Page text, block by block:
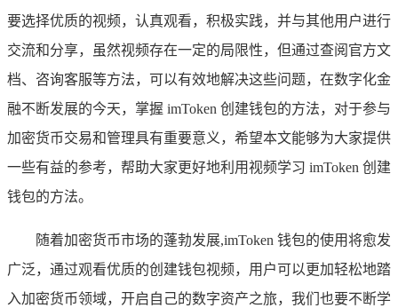
要选择优质的视频，认真观看，积极实践，并与其他用户进行
交流和分享，虽然视频存在一定的局限性，但通过查阅官方文
档、咨询客服等方法，可以有效地解决这些问题，在数字化金
融不断发展的今天，掌握 imToken 创建钱包的方法，对于参与
加密货币交易和管理具有重要意义，希望本文能够为大家提供
一些有益的参考，帮助大家更好地利用视频学习 imToken 创建
钱包的方法。
随着加密货币市场的蓬勃发展,imToken 钱包的使用将愈发
广泛，通过观看优质的创建钱包视频，用户可以更加轻松地踏
入加密货币领域，开启自己的数字资产之旅，我们也要不断学